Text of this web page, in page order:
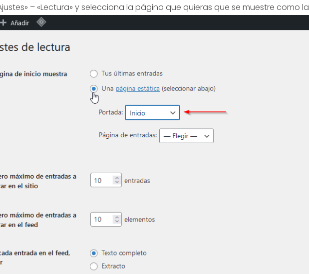
– «Lectura» y selecciona la página que quieras que se muestre como la